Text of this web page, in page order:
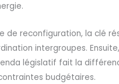
de reconfiguration, la clé
intergroupes.
législatif fait la
budgétaires.